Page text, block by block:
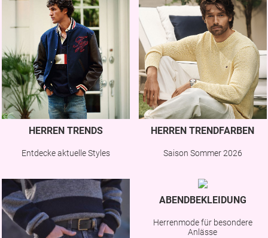
HERREN TRENDS
Entdecke aktuelle Styles
HERREN TRENDFARBEN
Saison Sommer 2026
ABENDBEKLEIDUNG
Herrenmode für besondere
Anlässe